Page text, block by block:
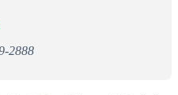
2888